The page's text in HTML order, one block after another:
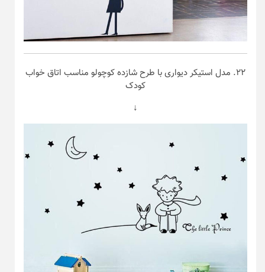
۲۲. مدل استیکر دیواری با طرح شازده کوچولو مناسب اتاق خواب
کودک
↓